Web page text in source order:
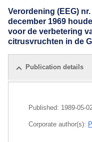
Verordening (EEG)
december 1969
voor de verbetering
citrusvruchten in de
Publication details
Published: 1989-05-
Corporate author(s):